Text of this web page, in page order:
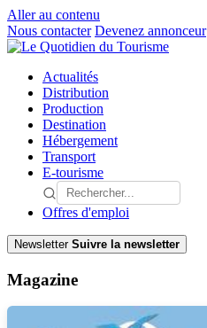
Aller au contenu
Nous contacter Devenez annonceur
Actualités
Distribution
Production
Destination
Hébergement
Transport
E-tourisme
Offres d'emploi
Newsletter Suivre la newsletter
Magazine